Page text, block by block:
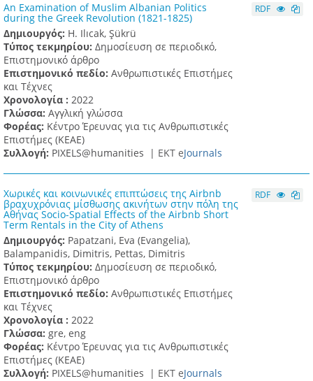
An Examination of Muslim Albanian Politics
during the Greek Revolution (1821-1825)
Δημιουργός: H. Ilıcak, Şükrü
Τύπος τεκμηρίου: Δημοσίευση σε περιοδικό,
Επιστημονικό άρθρο
Επιστημονικό πεδίο: Ανθρωπιστικές Επιστήμες
και Τέχνες
Χρονολογία : 2022
Γλώσσα: Αγγλική γλώσσα
Φορέας: Κέντρο Έρευνας για τις Ανθρωπιστικές
Επιστήμες (ΚΕΑΕ)
Συλλογή: PIXELS@humanities | ΕΚΤ eJournals
RDF
Χωρικές και κοινωνικές επιπτώσεις της Airbnb
βραχυχρόνιας μίσθωσης ακινήτων στην πόλη της
Αθήνας Socio-Spatial Effects of the Airbnb Short
Term Rentals in the City of Athens
Δημιουργός: Papatzani, Eva (Evangelia),
Balampanidis, Dimitris, Pettas, Dimitris
Τύπος τεκμηρίου: Δημοσίευση σε περιοδικό,
Επιστημονικό άρθρο
Επιστημονικό πεδίο: Ανθρωπιστικές Επιστήμες
και Τέχνες
Χρονολογία : 2022
Γλώσσα: gre, eng
Φορέας: Κέντρο Έρευνας για τις Ανθρωπιστικές
Επιστήμες (ΚΕΑΕ)
Συλλογή: PIXELS@humanities | ΕΚΤ eJournals
RDF